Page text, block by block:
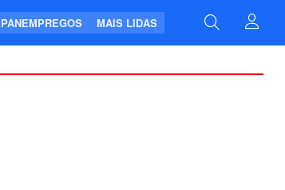
PANEMPREGOS MAIS LIDAS